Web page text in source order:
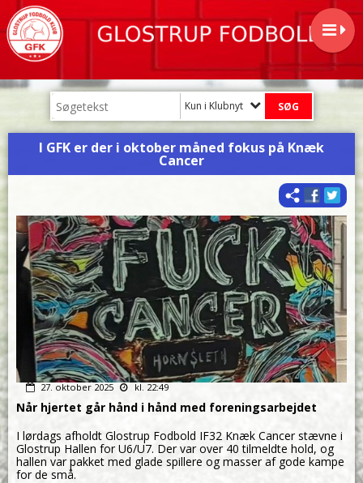
Kun i Klubnyt
I GFK er der i oktober måned fokus på Knæk
Cancer
27. oktober 2025 kl. 22:49
Når hjertet går hånd i hånd med foreningsarbejdet
I lørdags afholdt Glostrup Fodbold IF32 Knæk Cancer stævne i
Glostrup Hallen for U6/U7. Der var over 40 tilmeldte hold, og
hallen var pakket med glade spillere og masser af gode kampe
for de små.